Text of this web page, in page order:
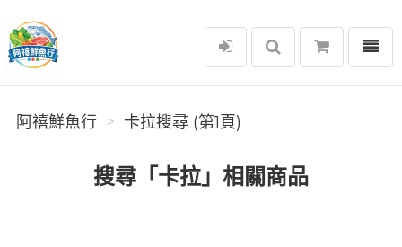
阿禧鮮魚行
選單
阿禧鮮魚行 卡拉搜尋 (第1頁)
搜尋「卡拉」相關商品